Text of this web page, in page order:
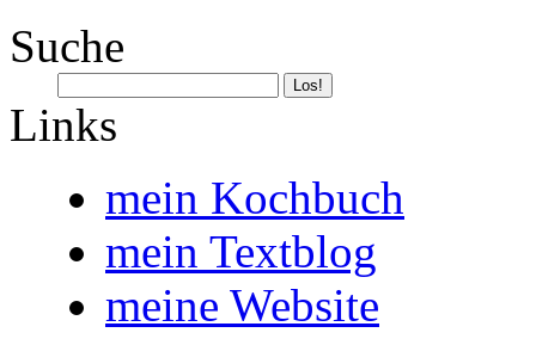
Suche
Links
mein Kochbuch
mein Textblog
meine Website